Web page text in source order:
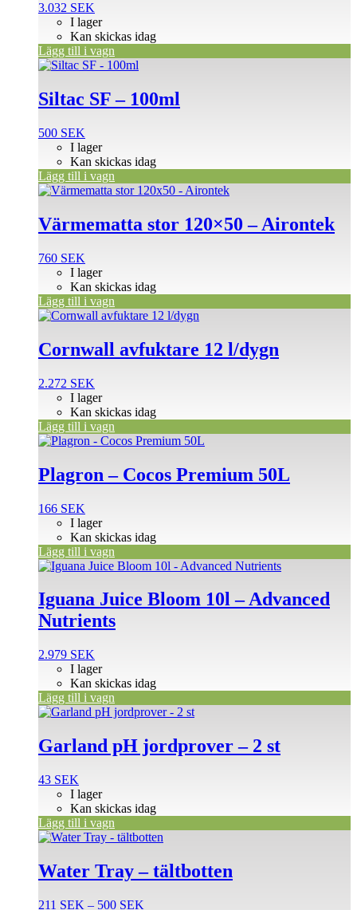
3.032 SEK
I lager
Kan skickas idag
Lägg till i vagn
Siltac SF – 100ml
500 SEK
I lager
Kan skickas idag
Lägg till i vagn
Värmematta stor 120×50 – Airontek
760 SEK
I lager
Kan skickas idag
Lägg till i vagn
Cornwall avfuktare 12 l/dygn
2.272 SEK
I lager
Kan skickas idag
Lägg till i vagn
Plagron – Cocos Premium 50L
166 SEK
I lager
Kan skickas idag
Lägg till i vagn
Iguana Juice Bloom 10l – Advanced
Nutrients
2.979 SEK
I lager
Kan skickas idag
Lägg till i vagn
Garland pH jordprover – 2 st
43 SEK
I lager
Kan skickas idag
Lägg till i vagn
Water Tray – tältbotten
211 SEK – 500 SEK
Den
produkten
har